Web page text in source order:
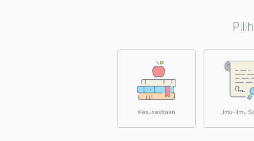
Kesusastraan Ilmu-ilmu